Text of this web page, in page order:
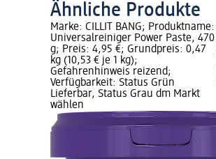
Ähnliche Produkte
Marke: CILLIT BANG; Produktname:
Universalreiniger Power Paste, 470
g; Preis: 4,95 €; Grundpreis: 0,47
kg (10,53 € je 1 kg);
Gefahrenhinweis reizend;
Verfügbarkeit: Status Grün
Lieferbar, Status Grau dm Markt
wählen